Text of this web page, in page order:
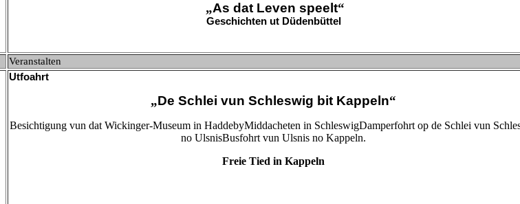
„As dat Leven speelt“
Geschichten ut Düdenbüttel
Veranstalten
Utfoahrt
„De Schlei vun Schleswig bit Kappeln“
Besichtigung vun dat Wickinger-Museum in HaddebyMiddacheten in SchleswigDamperfohrt op de Schlei vun
no UlsnisBusfohrt vun Ulsnis no Kappeln.
Freie Tied in Kappeln